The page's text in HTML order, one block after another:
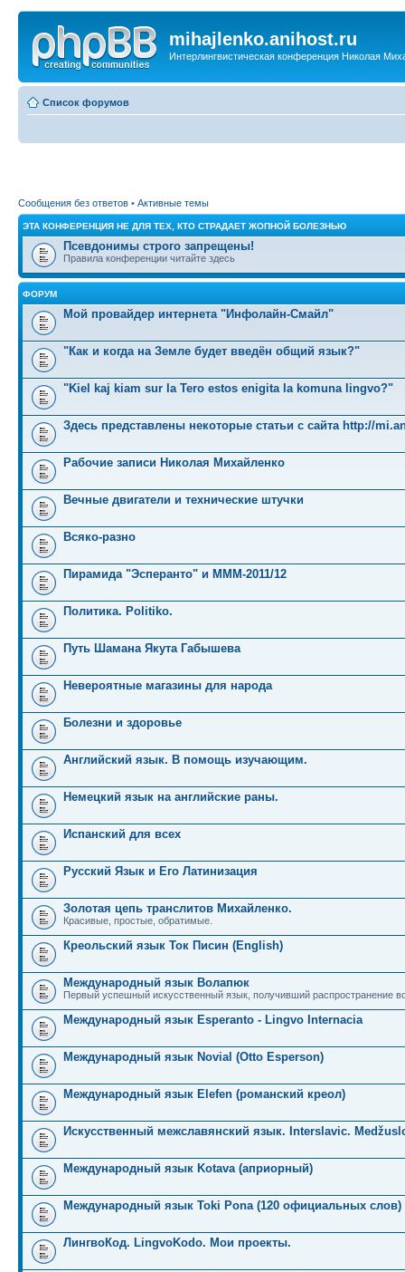
mihajlenko.anihost.ru
Интерлингвистическая конференция Николая
Список форумов
Сообщения без ответов • Активные темы
ЭТА КОНФЕРЕНЦИЯ НЕ ДЛЯ ТЕХ, КТО СТРАДАЕТ ЖОПНОЙ БОЛЕЗНЬЮ
Псевдонимы строго запрещены!
Правила конференции читайте здесь
ФОРУМ
Мой провайдер интернета "Инфолайн-Смайл"
"Как и когда на Земле будет введён общий язык?"
"Kiel kaj kiam sur la Tero estos enigita la komuna lingvo?"
Здесь представлены некоторые статьи с сайта http://
Рабочие записи Николая Михайленко
Вечные двигатели и технические штучки
Всяко-разно
Пирамида "Эсперанто" и MMM-2011/12
Политика. Politiko.
Путь Шамана Якута Габышева
Невероятные магазины для народа
Болезни и здоровье
Английский язык. В помощь изучающим.
Немецкий язык на английские раны.
Испанский для всех
Русский Язык и Его Латинизация
Золотая цепь транслитов Михайленко.
Красивые, простые, обратимые.
Креольский язык Ток Писин (English)
Международный язык Волапюк
Первый успешный искусственный язык, получивший распространение
Международный язык Esperanto - Lingvo Internacia
Международный язык Novial (Otto Esperson)
Международный язык Elefen (романский креол)
Искусственный межславянский язык. Interslavic.
Международный язык Kotava (априорный)
Международный язык Toki Pona (120 официальных слов)
ЛингвоКод. LingvoKodo. Мои проекты.